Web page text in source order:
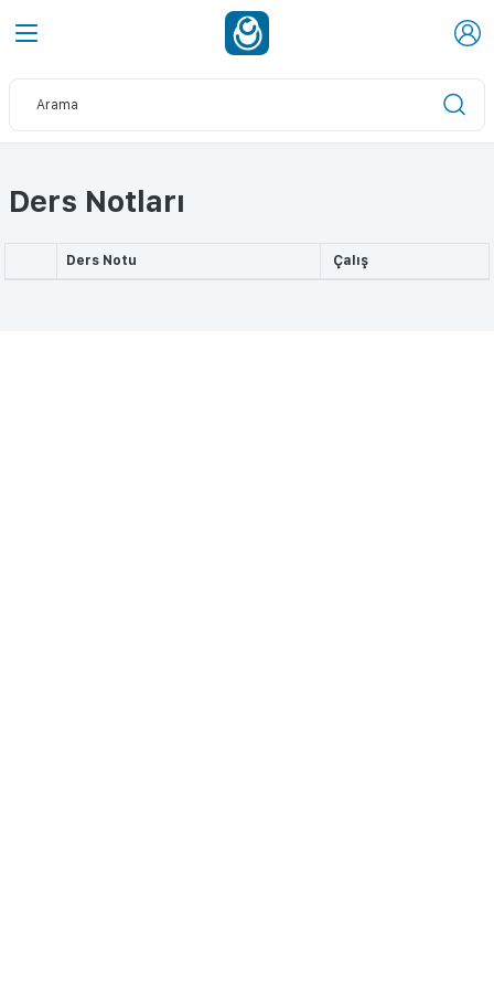
Ders Notları
Ders Notu Çalış